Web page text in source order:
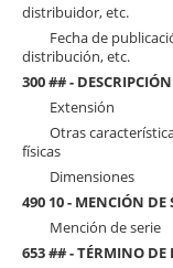
distribuidor, etc.
Fecha de
distribución, etc.
300 ## -
Extensión
Otras
físicas
Dimensiones
490 10 - MENCIÓN DE
Mención de serie
653 ## - TÉRMINO